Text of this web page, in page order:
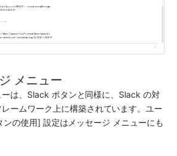
メニュー
は、 Slack ボタンと同様に、 Slack の対
ームワーク上に構築されています。ユー
の使用] 設定はメッセージ メニューにも